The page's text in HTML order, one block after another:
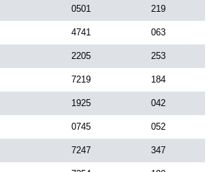
Día
Noche
0501 219
4741 063
2205 253
7219 184
1925 042
0745 052
7247 347